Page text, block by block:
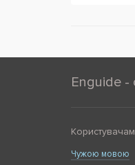
Enguide -
Користувачам
Чужою мовою